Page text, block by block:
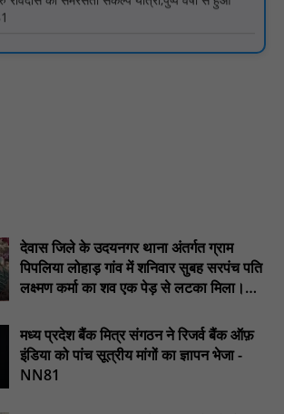
पर सिराली में निकली भव्य वाहन रैली : NN81
के प्रयासों से गोंदिया विधानसभा क्षेत्र में घरकुल
खैलार सहित 45 पीएचसी पर आयोजित हुए मुख्यमंत्री
पुरी : NN81
देवास जिले के उदयनगर थाना अंतर्गत ग्राम
पिपलिया लोहाड़ गांव में शनिवार सुबह सरपंच पति
लक्ष्मण कर्मा का शव एक पेड़ से लटका मिला।
मध्य प्रदेश बैंक मित्र संगठन ने रिजर्व बैंक ऑफ़
इंडिया को पांच सूत्रीय मांगों का ज्ञापन भेजा -
NN81